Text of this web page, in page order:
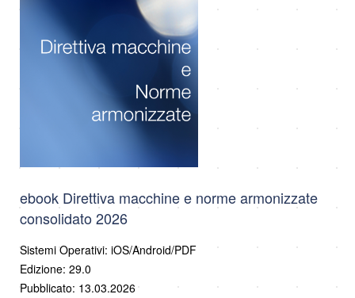
ebook Direttiva macchine e norme armonizzate
consolidato 2026
Sistemi Operativi: iOS/Android/PDF
Edizione: 29.0
Pubblicato: 13.03.2026